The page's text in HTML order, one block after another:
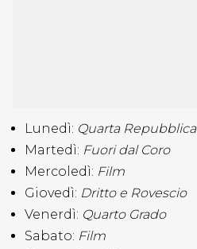
Lunedì: Quarta Repubblica
Martedì: Fuori dal Coro
Mercoledì: Film
Giovedì: Dritto e Rovescio
Venerdì: Quarto Grado
Sabato: Film